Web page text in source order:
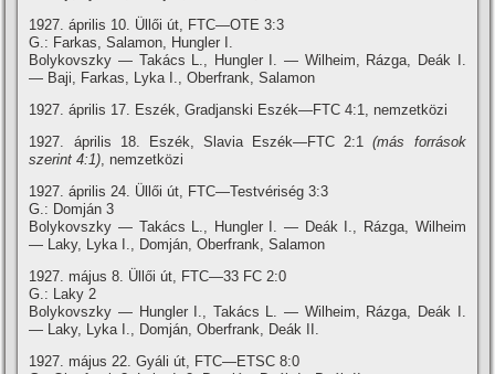
1927. április 10. Üllői út, FTC—OTE 3:3
G.: Farkas, Salamon, Hungler I.
Bolykovszky — Takács L., Hungler I. — Wilheim, Rázga, Deák I.
— Baji, Farkas, Lyka I., Oberfrank, Salamon
1927. április 17. Eszék, Gradjanski Eszék—FTC 4:1, nemzetközi
1927. április 18. Eszék, Slavia Eszék—FTC 2:1(más források
szerint 4:1) , nemzetközi
1927. április 24. Üllői út, FTC—Testvériség 3:3
G.: Domján 3
Bolykovszky — Takács L., Hungler I. — Deák I., Rázga, Wilheim
— Laky, Lyka I., Domján, Oberfrank, Salamon
1927. május 8. Üllői út, FTC—33 FC 2:0
G.: Laky 2
Bolykovszky — Hungler I., Takács L. — Wilheim, Rázga, Deák I.
— Laky, Lyka I., Domján, Oberfrank, Deák II.
1927. május 22. Gyáli út, FTC—ETSC 8:0